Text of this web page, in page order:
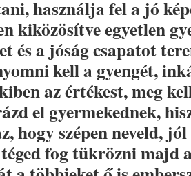
használja fel a jó
kiközösítve egyetlen
és a jóság csapatot
kell a gyengét,
az értékest, meg
el gyermekednek,
hogy szépen neveld,
fog tükrözni majd